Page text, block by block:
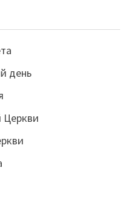
день
Церкви